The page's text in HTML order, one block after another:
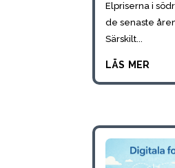
Elpriserna i
de senaste
Särskilt...
läs mer